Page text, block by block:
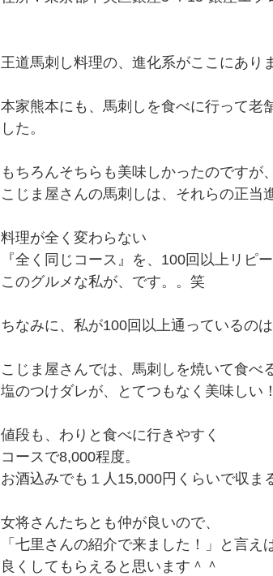
王道馬刺し料理の、進化系がここにあり
本家熊本にも、馬刺しを食べに行って老
した。
もちろんそちらも美味しかったのですが
こじま屋さんの馬刺しは、それらの正当
料理が全く変わらない
『全く同じコース』を、100回以上リピ
このグルメな私が、です。。笑
ちなみに、私が100回以上通っているの
こじま屋さんでは、馬刺しを焼いて食べ
塩のつけダレが、とてつもなく美味しい
値段も、わりと食べに行きやすく
コースで8,000程度。
お酒込みでも１人15,000円くらいで収ま
女将さんたちとも仲が良いので、
「七里さんの紹介で来ました！」と言え
良くしてもらえると思います＾＾